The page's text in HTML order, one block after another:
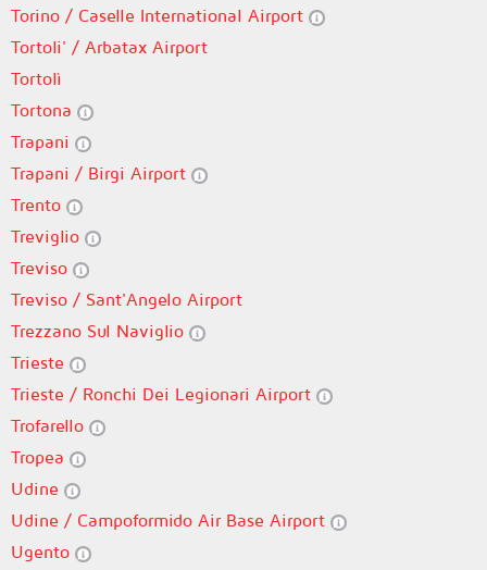
Torino / Caselle International Airport
Tortoli' / Arbatax Airport
Tortolì
Tortona
Trapani
Trapani / Birgi Airport
Trento
Treviglio
Treviso
Treviso / Sant'Angelo Airport
Trezzano Sul Naviglio
Trieste
Trieste / Ronchi Dei Legionari Airport
Trofarello
Tropea
Udine
Udine / Campoformido Air Base Airport
Ugento